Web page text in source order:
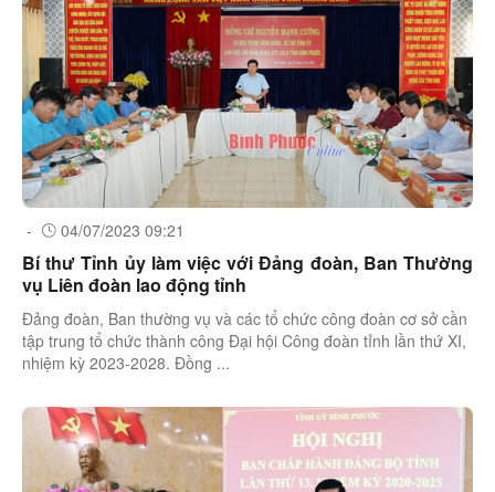
- 04/07/2023 09:21
Bí thư Tỉnh ủy làm việc với Đảng đoàn, Ban Thường
vụ Liên đoàn lao động tỉnh
Đảng đoàn, Ban thường vụ và các tổ chức công đoàn cơ sở cần
tập trung tổ chức thành công Đại hội Công đoàn tỉnh lần thứ XI,
nhiệm kỳ 2023-2028. Đồng ...